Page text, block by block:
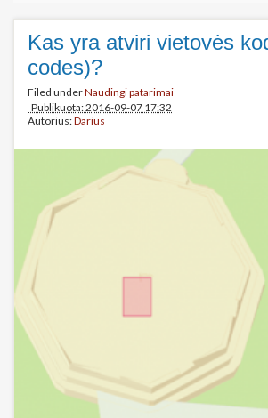
Kas yra atviri vietovės
codes)?
Filed underNaudingi patarimai
Publikuota: 2016-09-07 17:32
Autorius:Darius